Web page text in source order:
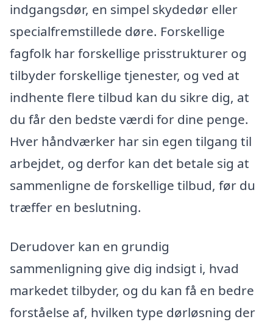
indgangsdør, en simpel skydedør eller
specialfremstillede døre. Forskellige
fagfolk har forskellige prisstrukturer og
tilbyder forskellige tjenester, og ved at
indhente flere tilbud kan du sikre dig, at
du får den bedste værdi for dine penge.
Hver håndværker har sin egen tilgang til
arbejdet, og derfor kan det betale sig at
sammenligne de forskellige tilbud, før du
træffer en beslutning.
Derudover kan en grundig
sammenligning give dig indsigt i, hvad
markedet tilbyder, og du kan få en bedre
forståelse af, hvilken type dørløsning der